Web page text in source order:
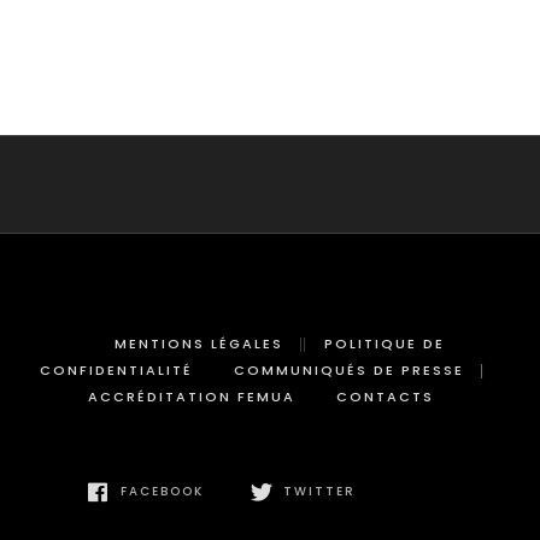
MENTIONS LÉGALES
POLITIQUE DE
CONFIDENTIALITÉ
COMMUNIQUÉS DE PRESSE
ACCRÉDITATION FEMUA
CONTACTS
FACEBOOK TWITTER